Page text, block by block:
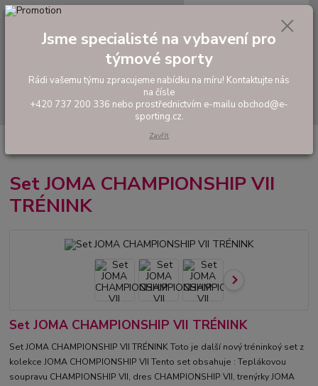
Hledat
tel: +420 737 200 336
0,00 Kč
Hráčské sety a soupravy
VII TRÉNINK
Set JOMA CHAMPIONSHIP VII
TRÉNINK
Set JOMA CHAMPIONSHIP VII TRÉNINK
Set JOMA CHAMPIONSHIP VII TRÉNINK Toto je další nový tréninkoý set z
kolekce JOMA CHOMPIONSHIP VII Tento set obsahuje : Teplákovou
soupravu CHAMPIONSHIP VII, dres CHAMPIONSHIP VII, trenýrky JOMA
Jsme specialisté na vybavení pro
týmové sporty
Rádi vašemu týmu zpracujeme nabídku na míru! Kontaktujte nás
na čísle
+420 737 200 336 nebo prostřednictvím e-mailu obchod@e-
sporting.cz.
Zavřít